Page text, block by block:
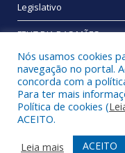
Legislativo
FELIZ DIA DAS MÃES
Todos os direitos
Mapa do Site
Nós usamos cookies
navegação no portal.
concorda com a
Para ter mais
Política de cookies (
ACEITO.
Leia mais
ACEITO